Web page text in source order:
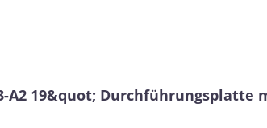
A2 19&quot; Durchführungsplatte